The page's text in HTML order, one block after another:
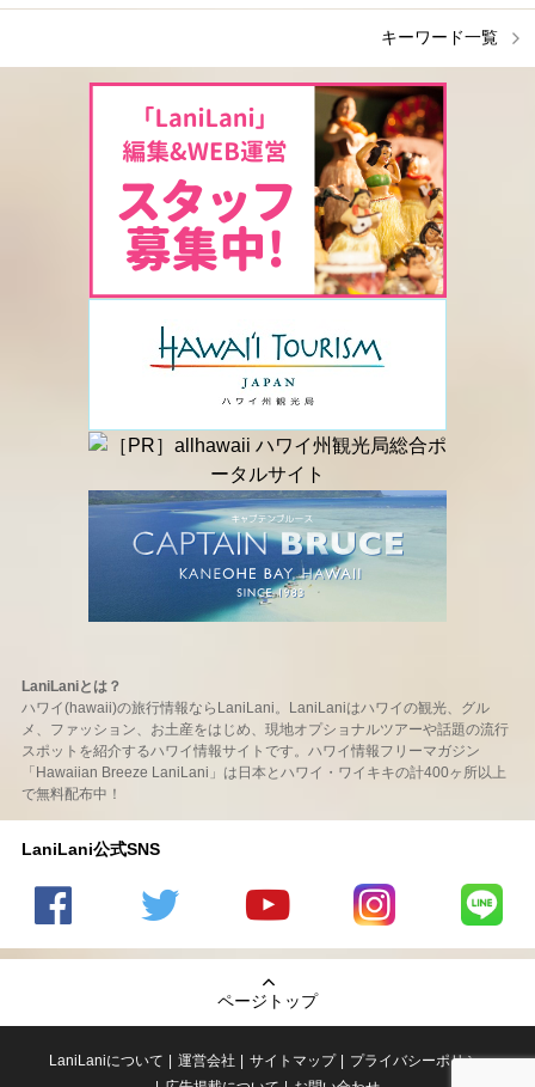
キーワード一覧
LaniLaniとは？
ハワイ(hawaii)の旅行情報ならLaniLani。LaniLaniはハワイの観光、グル
メ、ファッション、お土産をはじめ、現地オプショナルツアーや話題の流行
スポットを紹介するハワイ情報サイトです。ハワイ情報フリーマガジン
「Hawaiian Breeze LaniLani」は日本とハワイ・ワイキキの計400ヶ所以上
で無料配布中！
LaniLani公式SNS
の
のtwitter
の
Youtube
チャンネ
LaniLani
LaniLani
ページトップ
LaniLaniについて 運営会社 サイトマップ
プライバシーポリシー